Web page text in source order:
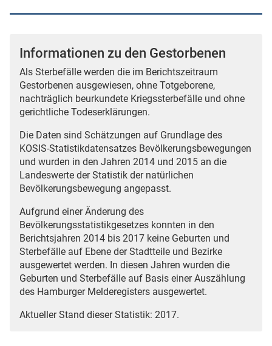
Informationen zu den Gestorbenen
Als Sterbefälle werden die im Berichtszeitraum
Gestorbenen ausgewiesen, ohne Totgeborene,
nachträglich beurkundete Kriegssterbefälle und ohne
gerichtliche Todeserklärungen.
Die Daten sind Schätzungen auf Grundlage des
KOSIS-Statistikdatensatzes Bevölkerungsbewegungen
und wurden in den Jahren 2014 und 2015 an die
Landeswerte der Statistik der natürlichen
Bevölkerungsbewegung angepasst.
Aufgrund einer Änderung des
Bevölkerungsstatistikgesetzes konnten in den
Berichtsjahren 2014 bis 2017 keine Geburten und
Sterbefälle auf Ebene der Stadtteile und Bezirke
ausgewertet werden. In diesen Jahren wurden die
Geburten und Sterbefälle auf Basis einer Auszählung
des Hamburger Melderegisters ausgewertet.
Aktueller Stand dieser Statistik: 2017.